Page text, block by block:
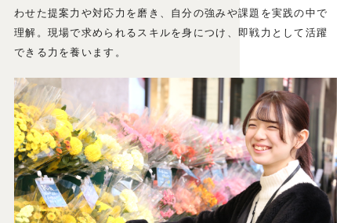
わせた提案力や対応力を磨き、自分の強みや課題を実践の中で
理解。現場で求められるスキルを身につけ、即戦力として活躍
できる力を養います。